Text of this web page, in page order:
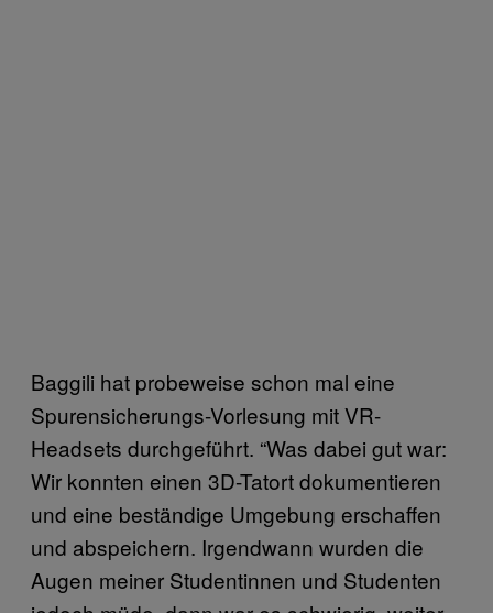
Baggili hat probeweise schon mal eine
Spurensicherungs-Vorlesung mit VR-
Headsets durchgeführt. “Was dabei gut war:
Wir konnten einen 3D-Tatort dokumentieren
und eine beständige Umgebung erschaffen
und abspeichern. Irgendwann wurden die
Augen meiner Studentinnen und Studenten